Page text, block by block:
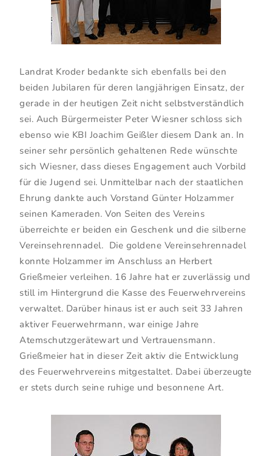
Landrat Kroder bedankte sich ebenfalls bei den
beiden Jubilaren für deren langjährigen Einsatz, der
gerade in der heutigen Zeit nicht selbstverständlich
sei. Auch Bürgermeister Peter Wiesner schloss sich
ebenso wie KBI Joachim Geißler diesem Dank an. In
seiner sehr persönlich gehaltenen Rede wünschte
sich Wiesner, dass dieses Engagement auch Vorbild
für die Jugend sei. Unmittelbar nach der staatlichen
Ehrung dankte auch Vorstand Günter Holzammer
seinen Kameraden. Von Seiten des Vereins
überreichte er beiden ein Geschenk und die silberne
Vereinsehrennadel. Die goldene Vereinsehrennadel
konnte Holzammer im Anschluss an Herbert
Grießmeier verleihen. 16 Jahre hat er zuverlässig und
still im Hintergrund die Kasse des Feuerwehrvereins
verwaltet. Darüber hinaus ist er auch seit 33 Jahren
aktiver Feuerwehrmann, war einige Jahre
Atemschutzgerätewart und Vertrauensmann.
Grießmeier hat in dieser Zeit aktiv die Entwicklung
des Feuerwehrvereins mitgestaltet. Dabei überzeugte
er stets durch seine ruhige und besonnene Art.